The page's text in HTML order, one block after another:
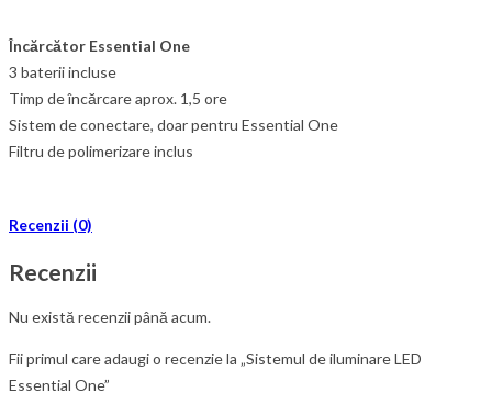
Încărcător Essential One
3 baterii incluse
Timp de încărcare aprox. 1,5 ore
Sistem de conectare, doar pentru Essential One
Filtru de polimerizare inclus
Recenzii (0)
Recenzii
Nu există recenzii până acum.
Fii primul care adaugi o recenzie la „Sistemul de iluminare LED
Essential One”